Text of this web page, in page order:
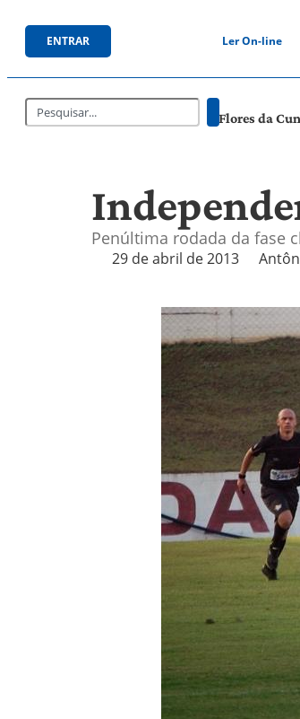
ENTRAR Ler On-line
Flores da
Penúltima rodada da fase
29 de abril de 2013